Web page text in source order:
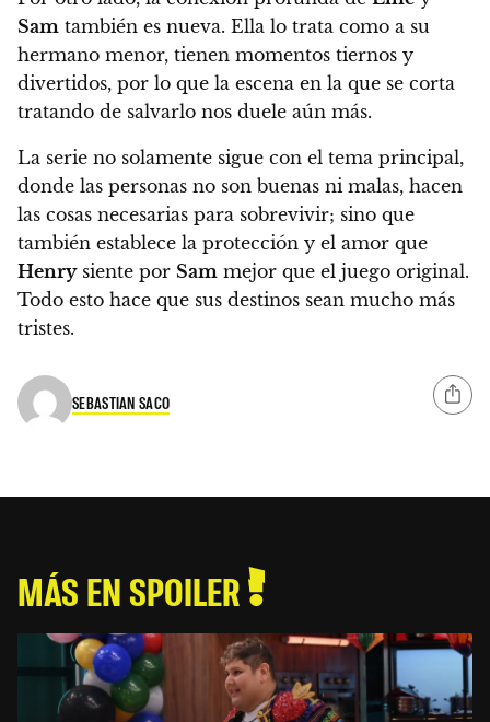
Sam también es nueva. Ella lo trata como a su
hermano menor, tienen momentos tiernos y
divertidos, por lo que la escena en la que se corta
tratando de salvarlo nos duele aún más.
La serie no solamente sigue con el tema principal,
donde las personas no son buenas ni malas, hacen
las cosas necesarias para sobrevivir; sino que
también establece la protección y el amor que
Henrysiente por Sam mejor que el juego original.
Todo esto hace que sus destinos sean mucho más
tristes.
SEBASTIAN SACO
MÁS EN SPOILER